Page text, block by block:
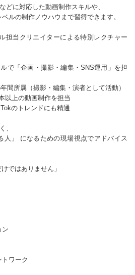
どに対応した動画制作スキルや、
ルの制作ノウハウまで習得できます。
担当クリエイターによる特別レクチャー
で「企画・撮影・編集・SNS運用」を担
間所属（撮影・編集・演者として活動）
以上の動画制作を担当
のトレンドにも精通
、
人」 になるための現場視点でアドバイス
ではありません」
ン
トワーク